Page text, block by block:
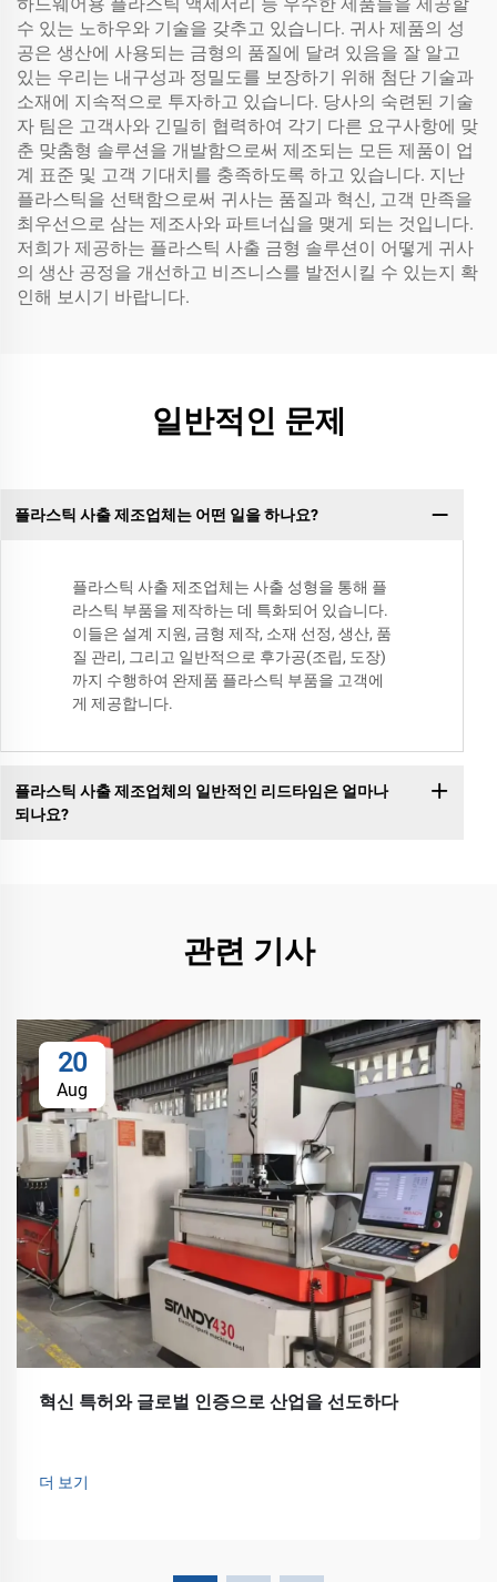
수 있는 노하우와 기술을 갖추고 있습니다. 귀사 제품의 성
공은 생산에 사용되는 금형의 품질에 달려 있음을 잘 알고
있는 우리는 내구성과 정밀도를 보장하기 위해 첨단 기술과
소재에 지속적으로 투자하고 있습니다. 당사의 숙련된 기술
자 팀은 고객사와 긴밀히 협력하여 각기 다른 요구사항에 맞
춘 맞춤형 솔루션을 개발함으로써 제조되는 모든 제품이 업
계 표준 및 고객 기대치를 충족하도록 하고 있습니다. 지난
플라스틱을 선택함으로써 귀사는 품질과 혁신, 고객 만족을
최우선으로 삼는 제조사와 파트너십을 맺게 되는 것입니다.
저희가 제공하는 플라스틱 사출 금형 솔루션이 어떻게 귀사
의 생산 공정을 개선하고 비즈니스를 발전시킬 수 있는지 확
인해 보시기 바랍니다.
일반적인 문제
플라스틱 사출 제조업체는 어떤 일을 하나요?
플라스틱 사출 제조업체는 사출 성형을 통해 플
라스틱 부품을 제작하는 데 특화되어 있습니다.
이들은 설계 지원, 금형 제작, 소재 선정, 생산, 품
질 관리, 그리고 일반적으로 후가공(조립, 도장)
까지 수행하여 완제품 플라스틱 부품을 고객에
게 제공합니다.
플라스틱 사출 제조업체의 일반적인 리드타임은 얼마나
되나요?
관련 기사
20
Aug
혁신 특허와 글로벌 인증으로 산업을 선도하다
더 보기